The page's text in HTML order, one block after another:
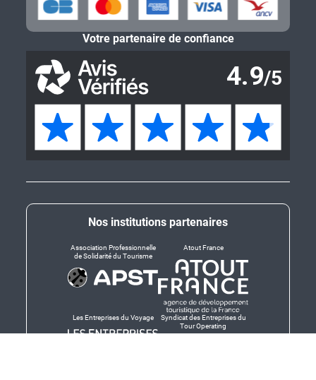
Nos institutions partenaires
Association Professionnelle
de Solidarité du Tourisme
Atout France
Les Entreprises du Voyage
Syndicat des Entreprises du
Tour Operating
Votre partenaire de confiance